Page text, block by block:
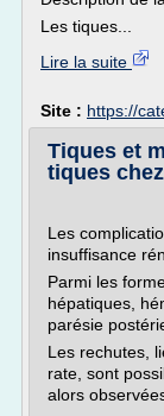
Les tiques...
Lire la suite
Site : https://
Tiques et
tiques
Les
insuffisance
Parmi les
hépatiques,
parésie
Les rechutes,
rate, sont
alors